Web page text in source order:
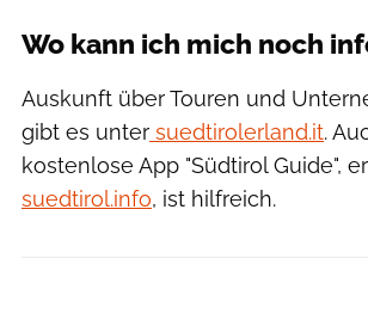
Wo kann ich mich noch
Auskunft über Touren und
gibt es unter suedtirolerland.it.
kostenlose App "Südtirol Guide",
suedtirol.info, ist hilfreich.